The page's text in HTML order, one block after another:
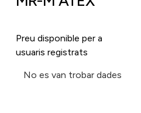
Preu disponible per a
usuaris registrats
No es van trobar dades